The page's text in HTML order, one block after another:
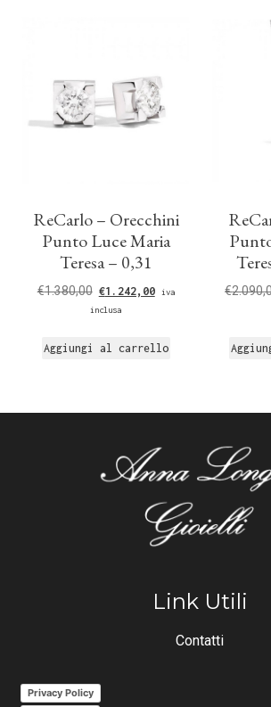
ReCarlo – Orecchini
Punto Luce Maria
Teresa – 0,31
€1.380,00 €1.242,00
iva
inclusa
Aggiungi al carrello
€
Link Utili
Contatti
Privacy Policy